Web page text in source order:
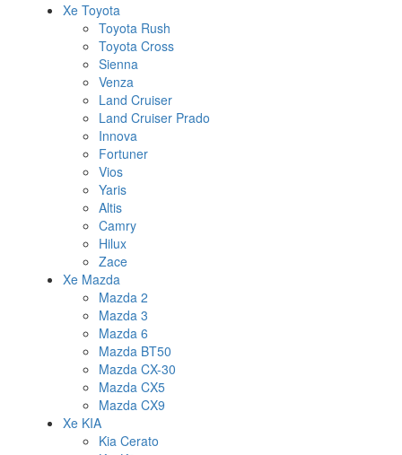
Xe Toyota
Toyota Rush
Toyota Cross
Sienna
Venza
Land Cruiser
Land Cruiser Prado
Innova
Fortuner
Vios
Yaris
Altis
Camry
Hilux
Zace
Xe Mazda
Mazda 2
Mazda 3
Mazda 6
Mazda BT50
Mazda CX-30
Mazda CX5
Mazda CX9
Xe KIA
Kia Cerato